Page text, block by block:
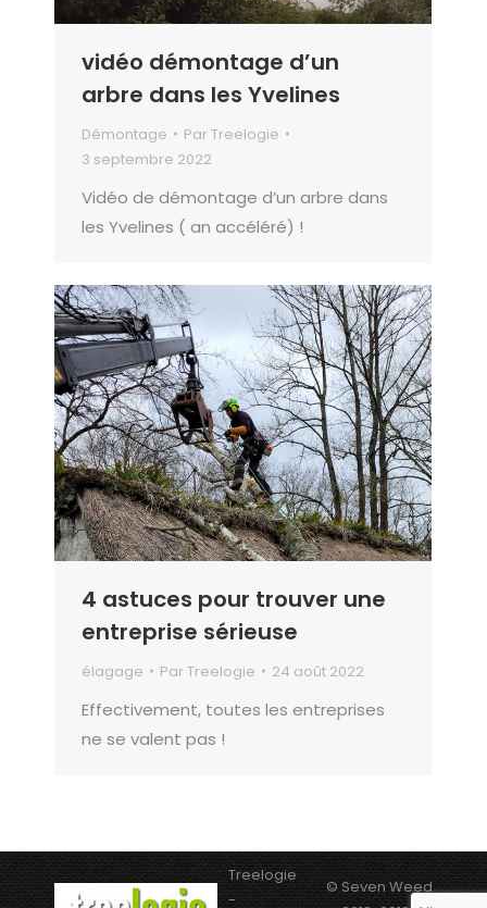
vidéo démontage d’un
arbre dans les Yvelines
Démontage Par Treelogie
3 septembre 2022
Vidéo de démontage d’un arbre dans
les Yvelines ( an accéléré) !
4 astuces pour trouver une
entreprise sérieuse
élagage Par Treelogie 24 août 2022
Effectivement, toutes les entreprises
ne se valent pas !
Treelogie
-
© Seven Weed